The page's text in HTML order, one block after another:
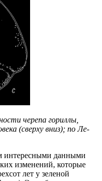
черепа гориллы,
(сверху вниз); по Ле-
интересными данными
изменений, которые
лет у зеленой